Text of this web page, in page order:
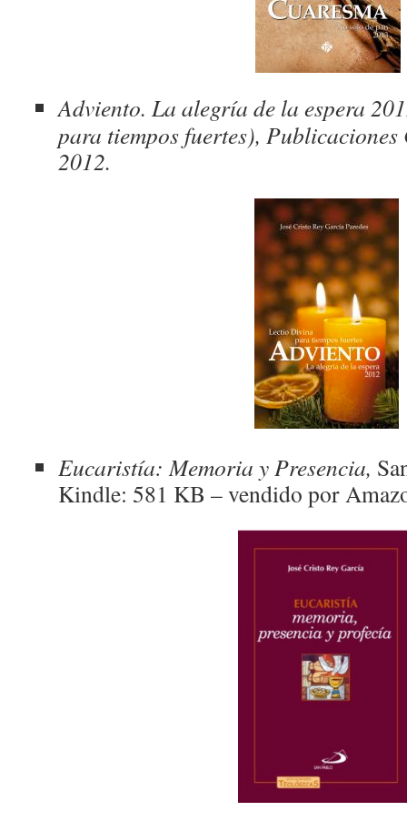
Adviento. La alegría de la espera
para tiempos fuertes),
2012.
Eucaristía: Memoria y Presencia,
Kindle: 581 KB –vendido por